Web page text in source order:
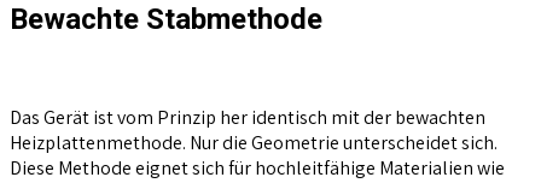
Bewachte Stabmethode
Das Gerät ist vom Prinzip her identisch mit der bewachten
Heizplattenmethode. Nur die Geometrie unterscheidet sich.
Diese Methode eignet sich für hochleitfähige Materialien wie